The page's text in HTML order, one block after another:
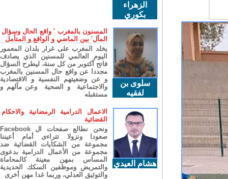
الزهراء
بكوري
سلوى بن
لفقيه
المسنون بالمغرب ' واقع الحال وسؤال
المآل' بين الماضي و الواقع و المتأمل
يخلد المغرب على غرار بلدان المعمور
اليوم العالمي للمسنين الذي يصادف
فاتح أكتوبر من كل سنة، ليطرح السؤال
مجددا عن واقع حال المسنين بالمغرب
و عن وضعيتهم النفسية و الاقتصادية
والاجتماعية و الصحية وعن مآلهم و
مستقبله
هشام العيدي
الاعمال الدرامية الرمضانية والاحكام
القضائية
ونحن نطالع صفحات ال Facebook
صعودا ونزولا تتراءى أمام أعيننا
مجموعة من الشكايات القضائية ضد
مجموعة من الأعمال الدرامية بدعوى
المساس بمهن معينة كالمحاماة
والتمريض وموظفين السكك الحديدية
والتوثيق العدلي، وربما غدا مهن أخرى